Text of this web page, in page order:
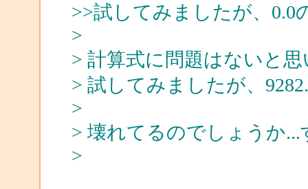
>>試してみましたが、0.0
>
> 計算式に問題はないと
> 試してみましたが、
>
> 壊れてるのでしょうか
>